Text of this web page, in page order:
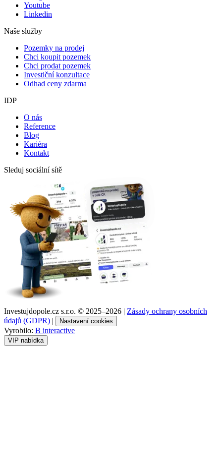
Youtube
Linkedin
Naše služby
Pozemky na prodej
Chci koupit pozemek
Chci prodat pozemek
Investiční konzultace
Odhad ceny zdarma
IDP
O nás
Reference
Blog
Kariéra
Kontakt
Sleduj sociální sítě
Investujdopole.cz s.r.o. © 2025–2026 | Zásady ochrany osobních
údajů (GDPR) | Nastavení cookies
Vyrobilo: B interactive
VIP nabídka